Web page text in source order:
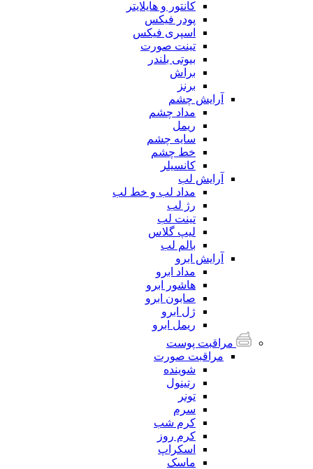
کانتور و هایلایتر
پودر فیکس
اسپری فیکس
تینت صورت
بیوتی بلندر
براش
برنز
آرایش چشم
مداد چشم
ریمل
سایه چشم
خط چشم
کانسیلر
آرایش لب
مداد لب و خط لب
رژ لب
تینت لب
لیپ گلاس
بالم لب
آرایش ابرو
مداد ابرو
هاشور ابرو
صابون ابرو
ژل ابرو
ریمل ابرو
مراقبت پوست
مراقبت صورت
شوینده
رتینول
تونر
سرم
کرم شب
کرم روز
اسکراپ
ماسک